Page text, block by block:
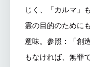
じく、「カルマ」
霊の目的のために
意味。参照：「創
もなければ、無罪